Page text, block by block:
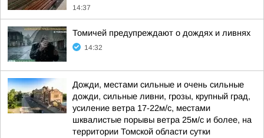
14:37
Томичей предупреждают о дождях и ливнях
14:32
Дожди, местами сильные и очень сильные
дожди, сильные ливни, грозы, крупный град,
усиление ветра 17-22м/с, местами
шквалистые порывы ветра 25м/с и более, на
территории Томской области сутки